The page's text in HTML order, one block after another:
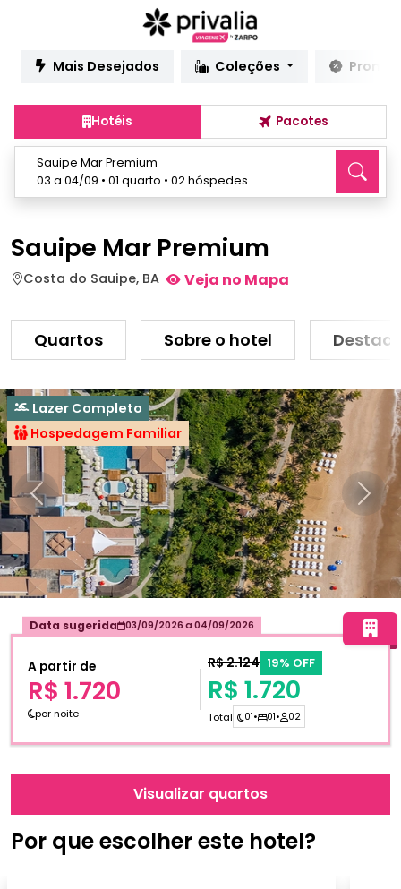
Mais Desejados Coleções
Hotéis Pacotes
Sauipe Mar Premium
03 a 04/09 • 01 quarto • 02 hóspedes
Sauipe Mar Premium
Costa do Sauipe, BA Veja no Mapa
Quartos Sobre o hotel
Anterior
Lazer Completo
Hospedagem Familiar
Por que escolher este hotel?
Data sugerida 03/09/2026 a 04/09/2026
A partir de
R$ 1.720
por noite
R$ 2.124 19% OFF
R$ 1.720
Total 01• 01• 02
Visualizar quartos